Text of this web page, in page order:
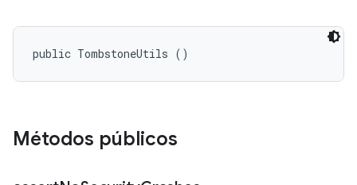
public TombstoneUtils ()
Métodos públicos